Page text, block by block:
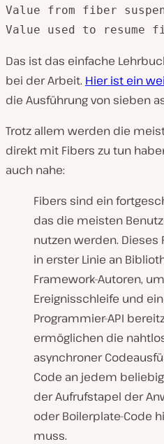
Value from fiber
Value used to resume
Das ist das einfache
bei der Arbeit. Hier ist ein
die Ausführung von sieben
Trotz allem werden die
direkt mit Fibers zu tun
auch nahe:
Fibers sind ein
das die meisten
nutzen werden.
in erster Linie an
Framework-Autoren,
Ereignisschleife und
Programmier-API
ermöglichen die
asynchroner
Code an jedem
der Aufrufstapel der
oder Boilerplate-Code
muss.